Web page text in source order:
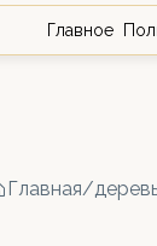
Главное
Главная/